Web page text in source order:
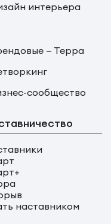
интерьера
— Терра
сообщество
наставником